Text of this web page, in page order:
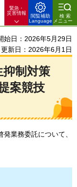
緊急・
災害情報
閲覧補助
Language
検索
メニュー
始日：2026年5月29日
更新日：2026年6月1日
抑制対策
案競技
業務委託について、